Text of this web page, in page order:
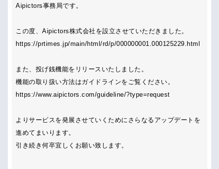
Aipictors事務局です。
この度、Aipictors株式会社を設立させていただきました。
https://prtimes.jp/main/html/rd/p/000000001.000125229.html
また、投げ銭機能をリリースいたしました。
機能の取り扱い方法はガイドラインをご覧ください。
https://www.aipictors.com/guideline/?type=request
よりサービスを発展させていくためにさらなるアップデートを
進めてまいります。
引き続き何卒宜しくお願い致します。